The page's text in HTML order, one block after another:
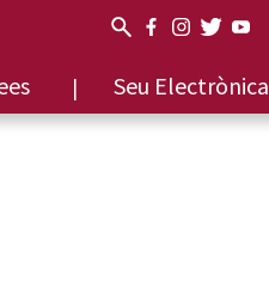
Seu Electrònica